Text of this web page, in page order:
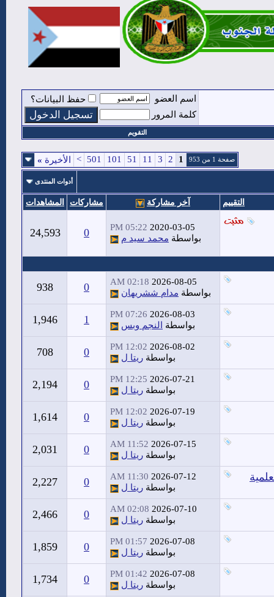
اسم العضو
حفظ البيانات؟
كلمة المرور
التقويم
صفحة 1 من 953 1
2
3
11
51
101
501
> الأخيرة »
أدوات المنتدى
التقييم آخر مشاركة مشاركات المشاهدات
2020-03-05
05:22 PM
بواسطة محمد سيد م 0
24,593
2026-08-05
02:18 AM
بواسطة مدام ششريهان 0
938
2026-08-03
07:26 PM
بواسطة
النجم وبس 1
1,946
2026-08-02
12:02 PM
بواسطة ريتا ل 0
708
2026-07-21
12:25 PM
بواسطة ريتا ل 0
2,194
2026-07-19
12:02 PM
بواسطة ريتا ل 0
1,614
2026-07-15
11:52 AM
بواسطة ريتا ل 0
2,031
2026-07-12
11:30 AM
بواسطة ريتا ل 0
2,227
2026-07-10
02:08 AM
بواسطة ريتا ل 0
2,466
2026-07-08
01:57 PM
بواسطة ريتا ل 0
1,859
2026-07-08
01:42 PM
بواسطة ريتا ل 0
1,734